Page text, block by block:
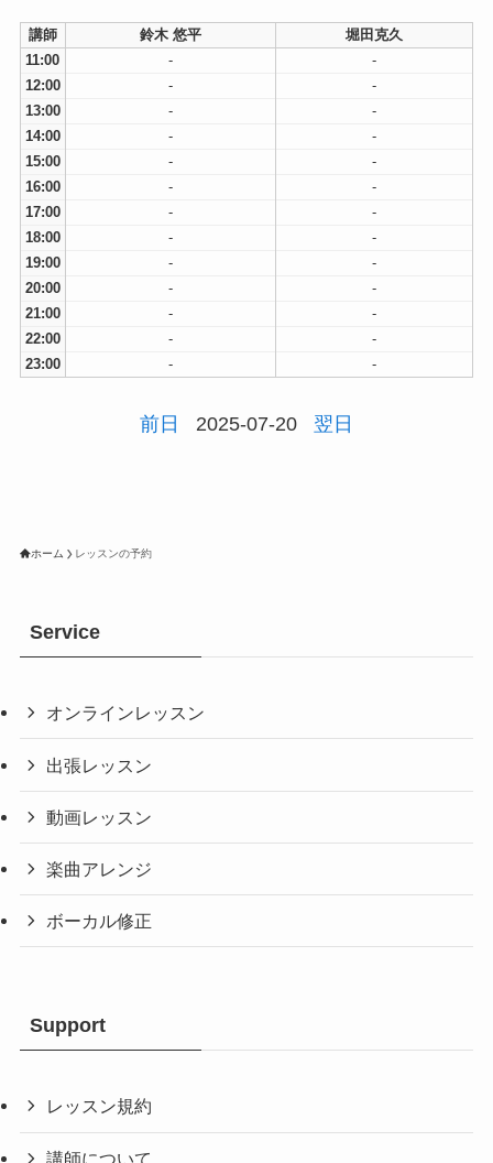
講師 鈴木 悠平
堀田克久
11:00
-
-
12:00
-
-
13:00
-
-
14:00
-
-
15:00
-
-
16:00
-
-
17:00
-
-
18:00
-
-
19:00
-
-
20:00
-
-
21:00
-
-
22:00
-
-
23:00
- -
前日 2025-07-20 翌日
ホーム レッスンの予約
Service
オンラインレッスン
出張レッスン
動画レッスン
楽曲アレンジ
ボーカル修正
Support
レッスン規約
講師について